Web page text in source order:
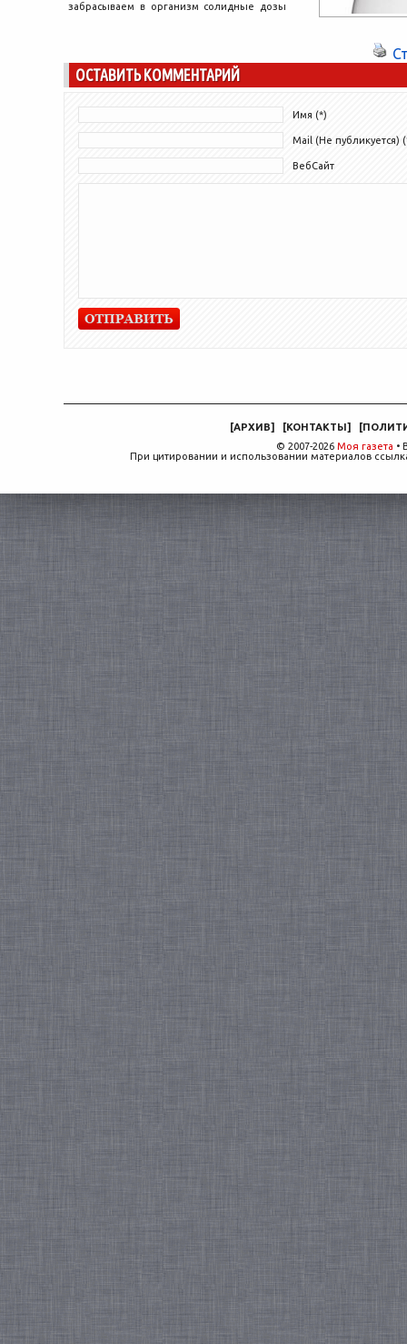
забрасываем в организм солидные дозы
ОСТАВИТЬ КОММЕНТАРИЙ
Имя (*)
Mail (Не публикуется)
ВебСайт
[АРХИВ] [КОНТАКТЫ] [
© 2007-2026 Моя газета •
При цитировании и использовании материалов